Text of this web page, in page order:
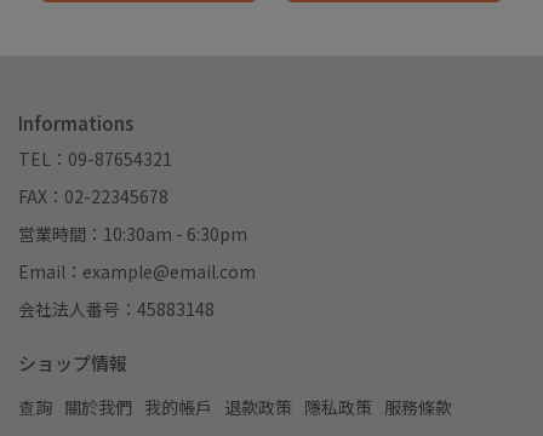
Informations
TEL：09-87654321
FAX：02-22345678
営業時間：10:30am - 6:30pm
Email：example@email.com
会社法人番号：45883148
ショップ情報
查詢 關於我們 我的帳戶 退款政策 隱私政策 服務條款